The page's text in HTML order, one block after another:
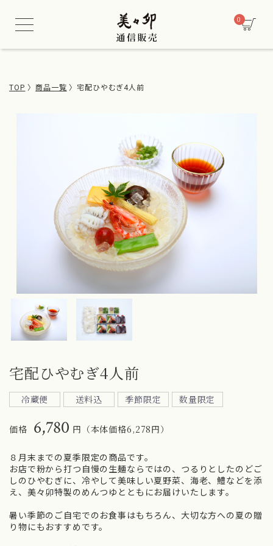
0
TOP 商品一覧 宅配ひやむぎ4人前
宅配ひやむぎ4人前
冷蔵便 送料込 季節限定 数量限定
価格 6,780 円（本体価格6,278円）
８月末までの夏季限定の商品です。
お店で粉から打つ自慢の生麺ならではの、つるりとしたのどご
しのひやむぎに、冷やして美味しい夏野菜、海老、鱧などを添
え、美々卯特製のめんつゆとともにお届けいたします。
暑い季節のご自宅でのお食事はもちろん、大切な方への夏の贈
り物にもおすすめです。